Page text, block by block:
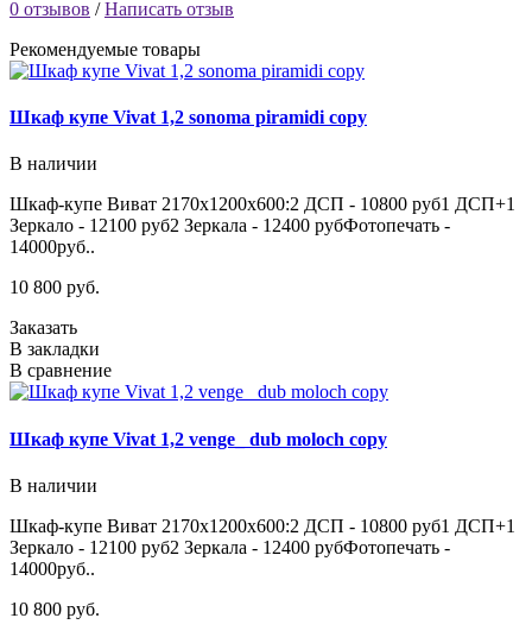
0 отзывов /Написать отзыв
Рекомендуемые товары
Шкаф купе Vivat 1,2 sonoma piramidi copy
В наличии
Шкаф-купе Виват 2170х1200х600:2 ДСП - 10800 руб1 ДСП+1
Зеркало - 12100 руб2 Зеркала - 12400 рубФотопечать -
14000руб..
10 800 руб.
Заказать
В закладки
В сравнение
Шкаф купе Vivat 1,2 venge_ dub moloch copy
В наличии
Шкаф-купе Виват 2170х1200х600:2 ДСП - 10800 руб1 ДСП+1
Зеркало - 12100 руб2 Зеркала - 12400 рубФотопечать -
14000руб..
10 800 руб.